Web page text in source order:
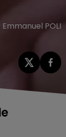
POLI